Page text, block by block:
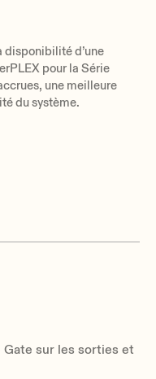
disponibilité d’une
pour la Série
une meilleure
du système.
Gate sur les sorties et